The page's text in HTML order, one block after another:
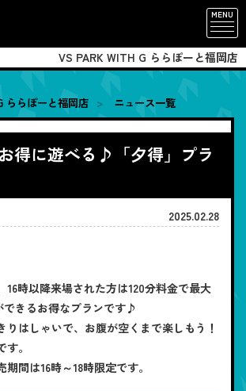
MENU
VS PARK WITH G ららぽーと福岡店
ららぽーと福岡店 ニュース一覧
得に遊べる♪「夕得」プラ
2025.02.28
16時以降来場された方は120分料金で最大
できるお得なプランです♪
りはしゃいで、お腹が空くまで楽しもう！
。
間は16時～18時限定です。